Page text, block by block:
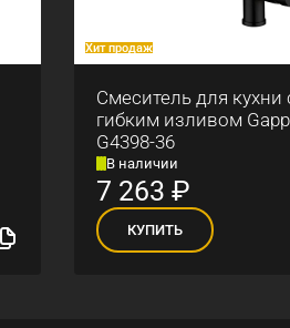
Хит продаж
Смеситель для кухни
гибким изливом
G4398-36
В наличии
7 263 ₽
КУПИТЬ